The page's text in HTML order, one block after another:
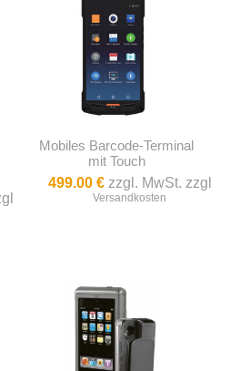
Mobiles Barcode-Terminal
mit Touch
499.00 €zzgl. MwSt. zzgl
Versandkosten